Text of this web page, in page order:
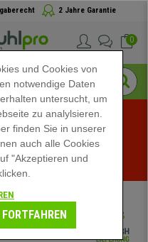
2 Jahre Garantie
0
Exklusive
- Aktion ansehen -
und Cookies von
notwendige Daten
untersucht, um
zu analylsieren.
finden Sie in unserer
auch alle Cookies
"Akzeptieren und